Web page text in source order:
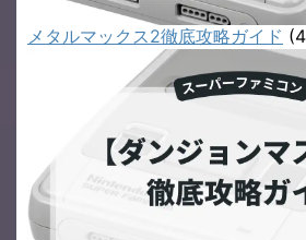
メタルマックス2徹底攻略ガイド